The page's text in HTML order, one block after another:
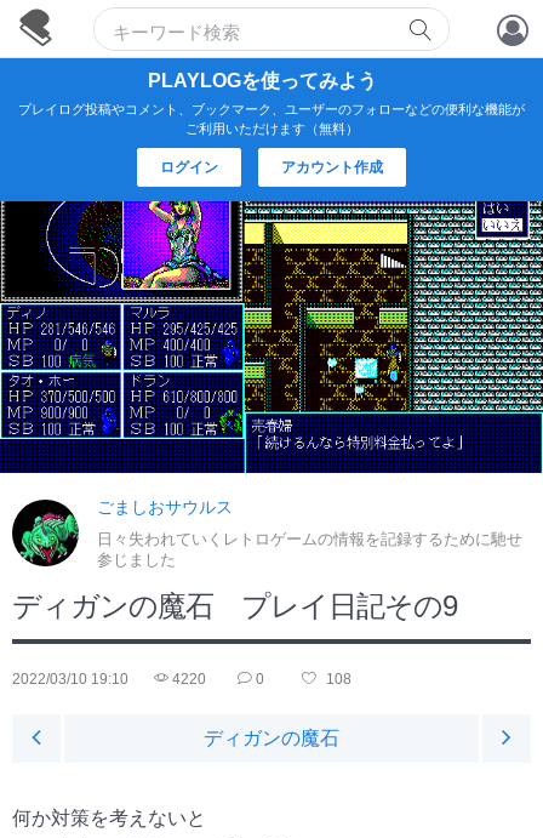
アカウント作成
ログイン
PLAYLOGを使ってみよう
プレイログ投稿やコメント、ブックマーク、ユーザーのフォローなどの便利な機能が
ご利用いただけます（無料）
ログイン アカウント作成
ごましおサウルス
日々失われていくレトロゲームの情報を記録するために馳せ
参じました
ディガンの魔石 プレイ日記その9
2022/03/10 19:10 4220 0 108
ディガンの魔石
何か対策を考えないと